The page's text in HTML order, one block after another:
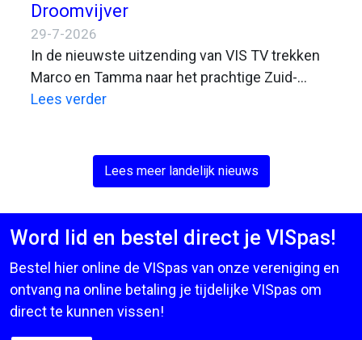
Droomvijver
29-7-2026
In de nieuwste uitzending van VIS TV trekken
Marco en Tamma naar het prachtige Zuid-
Limburg. Daar beleven ze een zeer gevarieerde
Lees verder
Lees meer landelijk nieuws
Word lid en bestel direct je VISpas!
Bestel hier online de VISpas van onze vereniging en
ontvang na online betaling je tijdelijke VISpas om
direct te kunnen vissen!